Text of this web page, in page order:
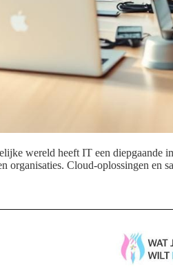
wereld heeft IT een diepgaande
organisaties. Cloud-oplossingen en